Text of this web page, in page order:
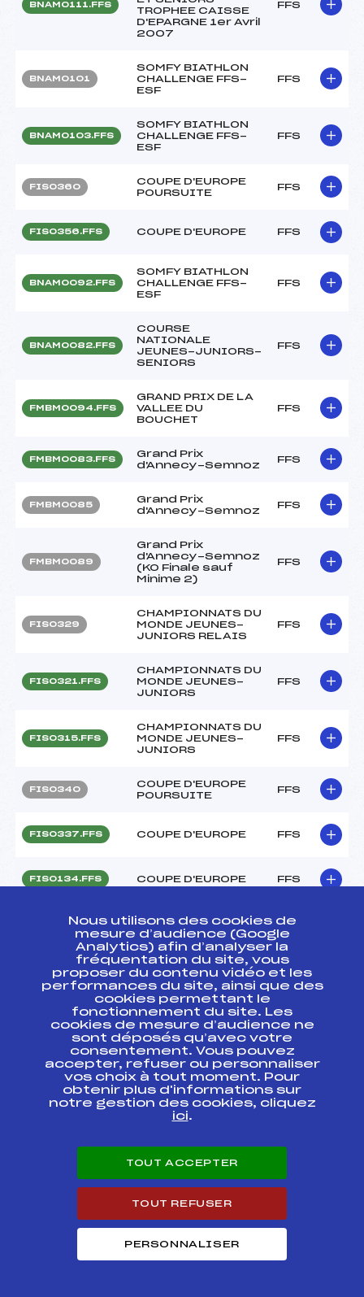
BNAM0111.FFS
TROPHEE CAISSE
D'EPARGNE 1er Avril
2007
FFS
BNAM0101
SOMFY BIATHLON
CHALLENGE FFS-
ESF
FFS
BNAM0103.FFS
SOMFY BIATHLON
CHALLENGE FFS-
ESF
FFS
FIS0360
COUPE D'EUROPE
POURSUITE
FFS
FIS0356.FFS COUPE D'EUROPE FFS
BNAM0092.FFS
SOMFY BIATHLON
CHALLENGE FFS-
ESF
FFS
BNAM0082.FFS
COURSE
NATIONALE
JEUNES-JUNIORS-
SENIORS
FFS
FMBM0094.FFS
GRAND PRIX DE LA
VALLEE DU
BOUCHET
FFS
FMBM0083.FFS
Grand Prix
d'Annecy-Semnoz
FFS
FMBM0085
Grand Prix
d'Annecy-Semnoz
FFS
FMBM0089
Grand Prix
d'Annecy-Semnoz
(KO Finale sauf
Minime 2)
FFS
FIS0329
CHAMPIONNATS DU
MONDE JEUNES-
JUNIORS RELAIS
FFS
FIS0321.FFS
CHAMPIONNATS DU
MONDE JEUNES-
JUNIORS
FFS
FIS0315.FFS
CHAMPIONNATS DU
MONDE JEUNES-
JUNIORS
FFS
FIS0340
COUPE D'EUROPE
POURSUITE
FFS
FIS0337.FFS COUPE D'EUROPE FFS
FIS0134.FFS COUPE D'EUROPE FFS
BNAM0053.FFS
SOMFY BIATHLON
CHALLENGE
CHAMPIONNATS DE
FRANCE JUNIOR –
TR
FFS
BNAM0051.FFS
SOMFY BIATHLON
CHALLENGE
CHAMPIONNATS DE
FRANCE JUNIOR –
TR
FFS
BNAM0041.FFS
SOMFY BIATHLON
CHALLENGE FFS-
ESFavec SUBARU
FFS
FIS0146.FFS COUPE D'EUROPE FFS
Nous utilisons des cookies de
mesure d’audience (Google
Analytics) afin d’analyser la
fréquentation du site, vous
proposer du contenu vidéo et les
performances du site, ainsi que des
cookies permettant le
fonctionnement du site. Les
cookies de mesure d’audience ne
sont déposés qu’avec votre
consentement. Vous pouvez
accepter, refuser ou personnaliser
vos choix à tout moment. Pour
obtenir plus d'informations sur
notre gestion des cookies, cliquez
ici.
TOUT ACCEPTER
TOUT REFUSER
PERSONNALISER